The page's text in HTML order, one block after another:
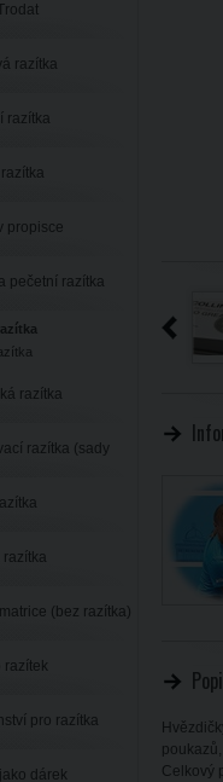
Celkový
razítka
razítka
propisce
pečetní razítka
razítka
razítka (sady
razítka
(bez razítka)
razítek
pro razítka
dárek